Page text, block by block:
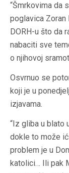
“Šmrkovima da
poglavica
DORH-u što da
nabaciti sve
o njihovoj
Osvrnuo se
koji je u
izjavama.
“Iz gliba u blato
dokle to može
problem je u
katolici… Ili pak